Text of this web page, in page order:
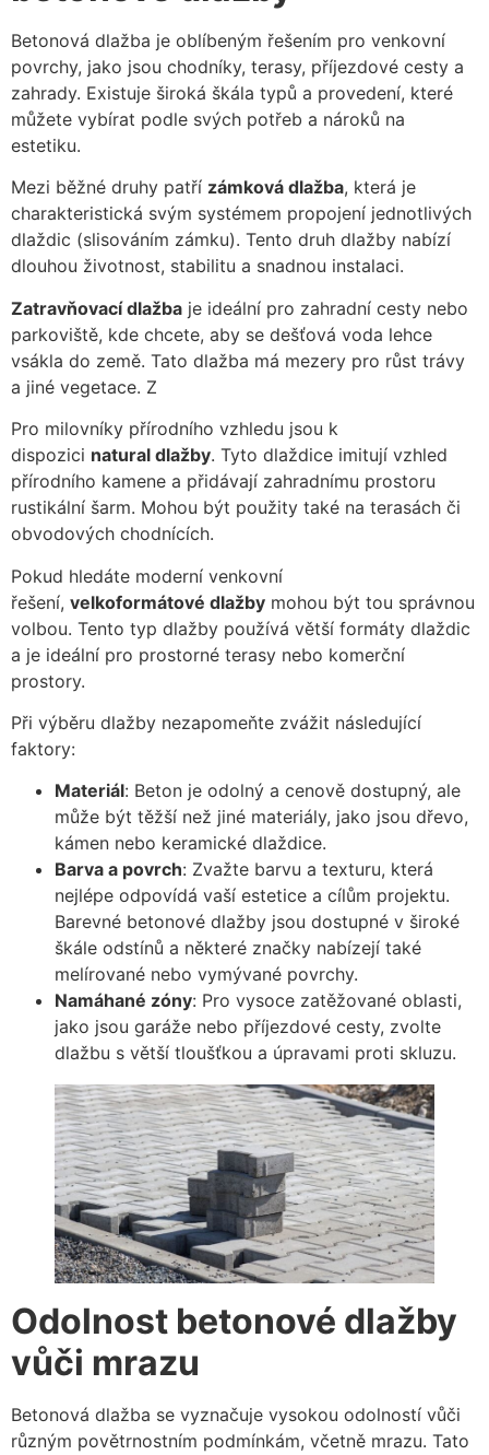
Betonová dlažba je oblíbeným řešením pro venkovní
povrchy, jako jsou chodníky, terasy, příjezdové cesty a
zahrady. Existuje široká škála typů a provedení, které
můžete vybírat podle svých potřeb a nároků na
estetiku.
Mezi běžné druhy patří zámková dlažba, která je
charakteristická svým systémem propojení jednotlivých
dlaždic (slisováním zámku). Tento druh dlažby nabízí
dlouhou životnost, stabilitu a snadnou instalaci.
Zatravňovací dlažba je ideální pro zahradní cesty nebo
parkoviště, kde chcete, aby se dešťová voda lehce
vsákla do země. Tato dlažba má mezery pro růst trávy
a jiné vegetace. Z
Pro milovníky přírodního vzhledu jsou k
dispozici natural dlažby. Tyto dlaždice imitují vzhled
přírodního kamene a přidávají zahradnímu prostoru
rustikální šarm. Mohou být použity také na terasách či
obvodových chodnících.
Pokud hledáte moderní venkovní
řešení, velkoformátové dlažby mohou být tou správnou
volbou. Tento typ dlažby používá větší formáty dlaždic
a je ideální pro prostorné terasy nebo komerční
prostory.
Při výběru dlažby nezapomeňte zvážit následující
faktory:
Materiál: Beton je odolný a cenově dostupný, ale
může být těžší než jiné materiály, jako jsou dřevo,
kámen nebo keramické dlaždice.
Barva a povrch: Zvažte barvu a texturu, která
nejlépe odpovídá vaší estetice a cílům projektu.
Barevné betonové dlažby jsou dostupné v široké
škále odstínů a některé značky nabízejí také
melírované nebo vymývané povrchy.
Namáhané zóny: Pro vysoce zatěžované oblasti,
jako jsou garáže nebo příjezdové cesty, zvolte
dlažbu s větší tloušťkou a úpravami proti skluzu.
Odolnost betonové dlažby
vůči mrazu
Betonová dlažba se vyznačuje vysokou odolností vůči
různým povětrnostním podmínkám, včetně mrazu. Tato